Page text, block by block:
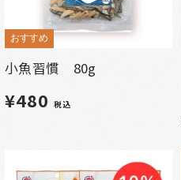
おすすめ
小魚習慣 80g
¥480税込